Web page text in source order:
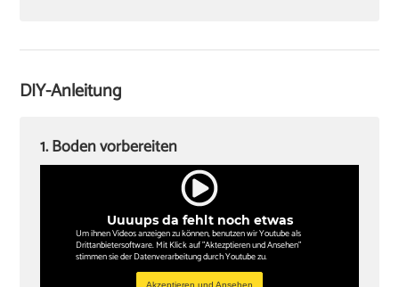
Akkuschrauber
Stichsäge und Kappsäge
Bleistift
DIY-Anleitung
Uuuups da fehlt noch etwas
Um ihnen Videos anzeigen zu können, benutzen wir Youtube als
Drittanbietersoftware. Mit Klick auf "Aktezptieren und Ansehen"
stimmen sie der Datenverarbeitung durch Youtube zu.
Akzeptieren und Ansehen
1. Boden vorbereiten